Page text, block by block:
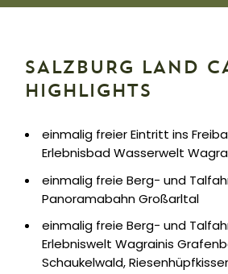
SALZBURG LAND
HIGHLIGHTS
einmalig freier Eintritt ins
Erlebnisbad Wasserwelt
einmalig freie Berg- und
Panoramabahn Großarltal
einmalig freie Berg- und
Erlebniswelt Wagrainis
Schaukelwald,